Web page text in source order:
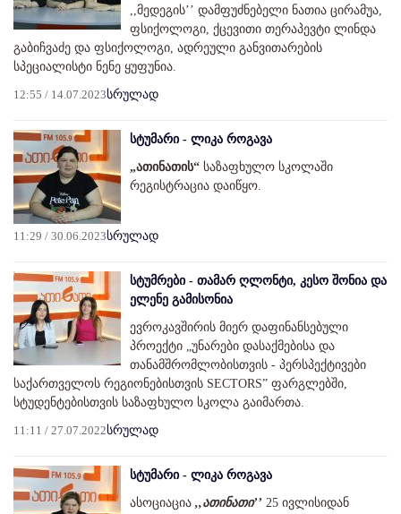
,,მედეგის’’ დამფუძნებელი ნათია ცირამუა,
ფსიქოლოგი, ქცევითი თერაპევტი ლინდა
გაბიჩვაძე და ფსიქოლოგი, ადრეული განვითარების
სპეციალისტი ნენე ყუფუნია.
12:55 / 14.07.2023სრულად
სტუმარი - ლიკა როგავა
„ათინათის“ საზაფხულო სკოლაში
რეგისტრაცია დაიწყო.
11:29 / 30.06.2023სრულად
სტუმრები - თამარ ღლონტი, კესო შონია და
ელენე გამისონია
ევროკავშირის მიერ დაფინანსებული
პროექტი „უნარები დასაქმებისა და
თანამშრომლობისთვის - პერსპექტივები
საქართველოს რეგიონებისთვის SECTORS” ფარგლებში,
სტუდენტებისთვის საზაფხულო სკოლა გაიმართა.
11:11 / 27.07.2022სრულად
სტუმარი - ლიკა როგავა
ასოციაცია ,,ათინათი’’ 25 ივლისიდან